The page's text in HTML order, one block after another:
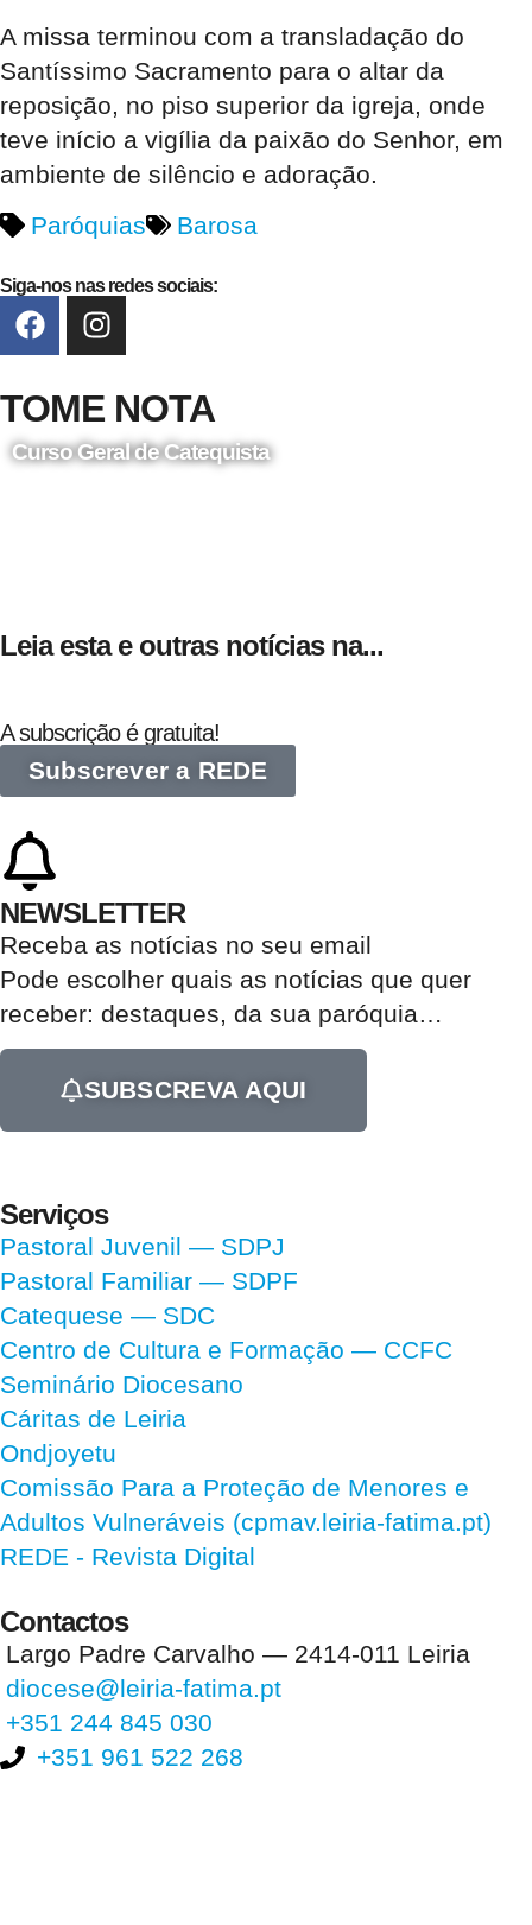
A missa terminou com a transladação do
Santíssimo Sacramento para o altar da
reposição, no piso superior da igreja, onde
teve início a vigília da paixão do Senhor, em
ambiente de silêncio e adoração.
Paróquias
Barosa
Siga-nos nas redes sociais:
TOME NOTA
Curso Geral de Catequista
Leia esta e outras notícias na...
A subscrição é gratuita!
Subscrever a REDE
NEWSLETTER
Receba as notícias no seu email​
Pode escolher quais as notícias que quer
receber: destaques, da sua paróquia…
SUBSCREVA AQUI
Serviços
Pastoral Juvenil — SDPJ
Pastoral Familiar — SDPF
Catequese — SDC
Centro de Cultura e Formação — CCFC
Seminário Diocesano
Cáritas de Leiria
Ondjoyetu
Comissão Para a Proteção de Menores e
Adultos Vulneráveis (cpmav.leiria-fatima.pt)
REDE - Revista Digital
Contactos
Largo Padre Carvalho — 2414-011 Leiria
diocese@leiria-fatima.pt
+351 244 845 030
+351 961 522 268